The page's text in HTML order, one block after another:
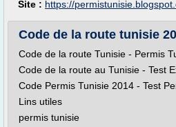
Site : https://
Code de la route tunisie
Code de la route Tunisie - Permis
Code de la route au Tunisie - Test
Code Permis Tunisie 2014 - Test
Lins utiles
permis tunisie